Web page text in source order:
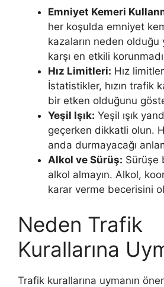
Emniyet Kemeri
her koşulda emniyet
kazaların neden olduğu
karşı en etkili
Hız Limitleri: Hız
İstatistikler, hızın trafik
bir etken olduğunu
Yeşil Işık: Yeşil ışık
geçerken dikkatli olun.
anda durmayacağı
Alkol ve Sürüş: Sürüşe
alkol almayın. Alkol,
karar verme becerisini
Neden Trafik
Kurallarına
Trafik kurallarına uymanın